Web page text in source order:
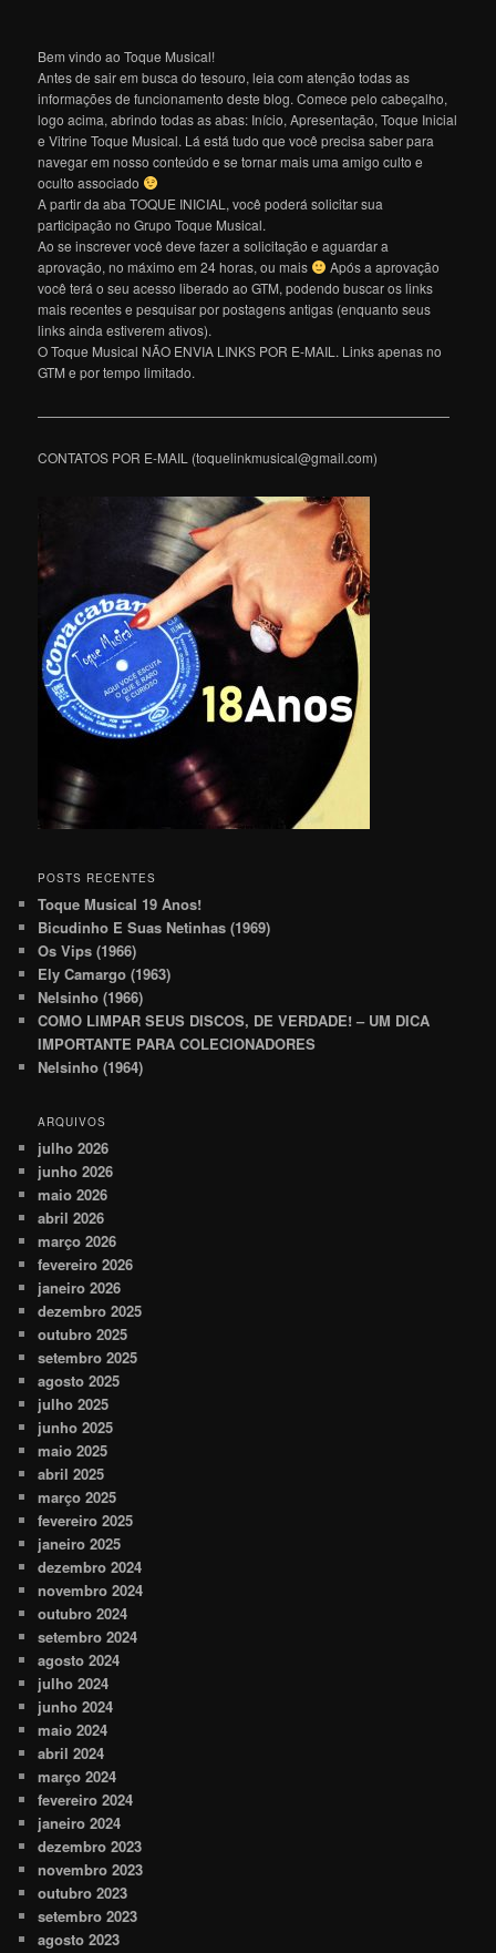
Bem vindo ao Toque Musical!
Antes de sair em busca do tesouro, leia com atenção todas as
informações de funcionamento deste blog. Comece pelo cabeçalho,
logo acima, abrindo todas as abas: Início, Apresentação, Toque Inicial
e Vitrine Toque Musical. Lá está tudo que você precisa saber para
navegar em nosso conteúdo e se tornar mais uma amigo culto e
oculto associado
A partir da aba TOQUE INICIAL, você poderá solicitar sua
participação no Grupo Toque Musical.
Ao se inscrever você deve fazer a solicitação e aguardar a
aprovação, no máximo em 24 horas, ou mais
Após a aprovação
você terá o seu acesso liberado ao GTM, podendo buscar os links
mais recentes e pesquisar por postagens antigas (enquanto seus
links ainda estiverem ativos).
O Toque Musical NÃO ENVIA LINKS POR E-MAIL. Links apenas no
GTM e por tempo limitado.
———————————————————————————————
CONTATOS POR E-MAIL (toquelinkmusical@gmail.com)
POSTS RECENTES
Toque Musical 19 Anos!
Bicudinho E Suas Netinhas (1969)
Os Vips (1966)
Ely Camargo (1963)
Nelsinho (1966)
COMO LIMPAR SEUS DISCOS, DE VERDADE! – UM DICA
IMPORTANTE PARA COLECIONADORES
Nelsinho (1964)
ARQUIVOS
julho 2026
junho 2026
maio 2026
abril 2026
março 2026
fevereiro 2026
janeiro 2026
dezembro 2025
outubro 2025
setembro 2025
agosto 2025
julho 2025
junho 2025
maio 2025
abril 2025
março 2025
fevereiro 2025
janeiro 2025
dezembro 2024
novembro 2024
outubro 2024
setembro 2024
agosto 2024
julho 2024
junho 2024
maio 2024
abril 2024
março 2024
fevereiro 2024
janeiro 2024
dezembro 2023
novembro 2023
outubro 2023
setembro 2023
agosto 2023